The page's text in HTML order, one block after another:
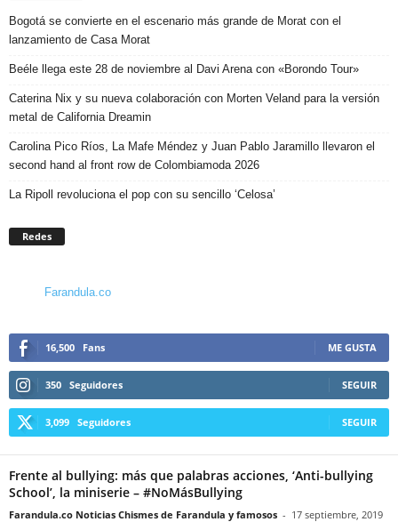
Bogotá se convierte en el escenario más grande de Morat con el
lanzamiento de Casa Morat
Beéle llega este 28 de noviembre al Davi Arena con «Borondo Tour»
Caterina Nix y su nueva colaboración con Morten Veland para la versión
metal de California Dreamin
Carolina Pico Ríos, La Mafe Méndez y Juan Pablo Jaramillo llevaron el
second hand al front row de Colombiamoda 2026
La Ripoll revoluciona el pop con su sencillo ‘Celosa’
Redes
Farandula.co
16,500 Fans ME GUSTA
350 Seguidores SEGUIR
3,099 Seguidores SEGUIR
Frente al bullying: más que palabras acciones, ‘Anti-bullying
School’, la miniserie – #NoMásBullying
Farandula.co Noticias Chismes de Farandula y famosos - 17 septiembre, 2019